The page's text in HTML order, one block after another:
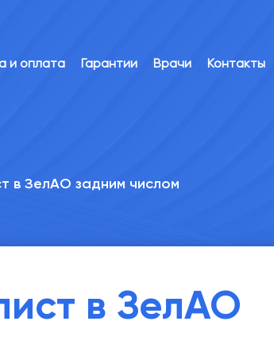
и оплата Гарантии Врачи Контакты
в ЗелАО задним числом
в ЗелАО